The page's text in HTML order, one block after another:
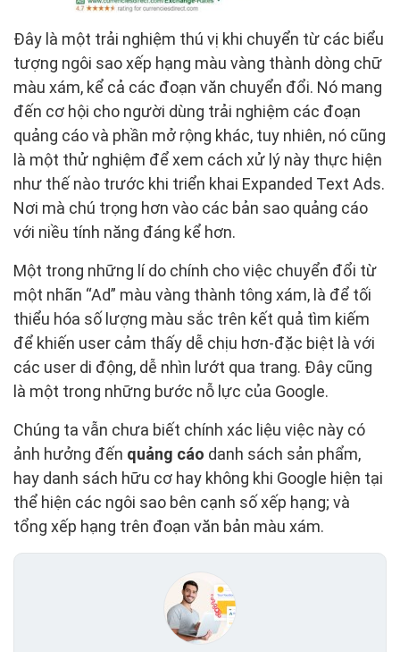
Đây là một trải nghiệm thú vị khi chuyển từ các biểu
tượng ngôi sao xếp hạng màu vàng thành dòng chữ
màu xám, kể cả các đoạn văn chuyển đổi. Nó mang
đến cơ hội cho người dùng trải nghiệm các đoạn
quảng cáo và phần mở rộng khác, tuy nhiên, nó cũng
là một thử nghiệm để xem cách xử lý này thực hiện
như thế nào trước khi triển khai Expanded Text Ads.
Nơi mà chú trọng hơn vào các bản sao quảng cáo
với niều tính năng đáng kể hơn.
Một trong những lí do chính cho việc chuyển đổi từ
một nhãn “Ad” màu vàng thành tông xám, là để tối
thiểu hóa số lượng màu sắc trên kết quả tìm kiếm
để khiến user cảm thấy dễ chịu hơn-đặc biệt là với
các user di động, dễ nhìn lướt qua trang. Đây cũng
là một trong những bước nỗ lực của Google.
Chúng ta vẫn chưa biết chính xác liệu việc này có
ảnh hưởng đến quảng cáo danh sách sản phẩm,
hay danh sách hữu cơ hay không khi Google hiện tại
thể hiện các ngôi sao bên cạnh số xếp hạng; và
tổng xếp hạng trên đoạn văn bản màu xám.